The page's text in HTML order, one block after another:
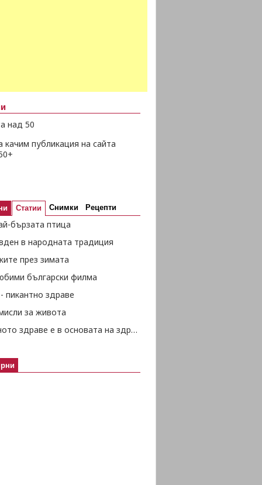
над 50
качим публикация на сайта
Статии Снимки Рецепти
бързата птица
в народната традиция
през зимата
български филма
пикантно здраве
за живота
Психичното здраве е в основата на здравето изобщо